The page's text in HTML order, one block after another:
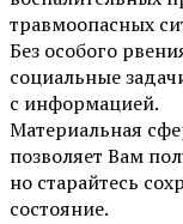
травмоопасных
Без особого
социальные
с информацией.
Материальная
позволяет Вам
но старайтесь
состояние.